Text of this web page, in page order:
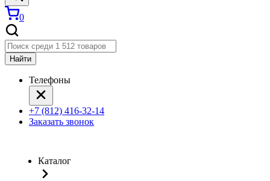
0
Найти
Телефоны
+7 (812) 416-32-14
Заказать звонок
Каталог